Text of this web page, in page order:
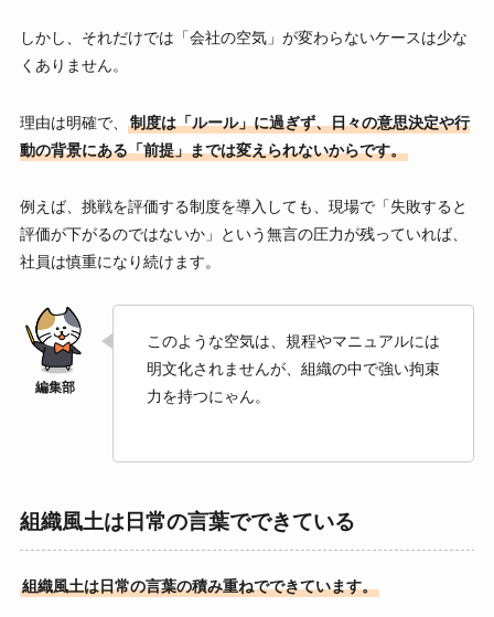
しかし、それだけでは「会社の空気」が変わらないケースは少な
くありません。
理由は明確で、
制度は「ルール」に過ぎず、日々の意思決定や行
動の背景にある「前提」までは変えられないからです。
例えば、挑戦を評価する制度を導入しても、現場で「失敗すると
評価が下がるのではないか」という無言の圧力が残っていれば、
社員は慎重になり続けます。
このような空気は、規程やマニュアルには
明文化されませんが、組織の中で強い拘束
力を持つにゃん。
組織風土は日常の言葉でできている
組織風土は日常の言葉の積み重ねでできています。